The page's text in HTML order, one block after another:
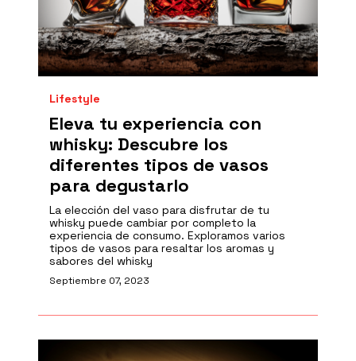
Lifestyle
Eleva tu experiencia con
whisky: Descubre los
diferentes tipos de vasos
para degustarlo
La elección del vaso para disfrutar de tu
whisky puede cambiar por completo la
experiencia de consumo. Exploramos varios
tipos de vasos para resaltar los aromas y
sabores del whisky
Septiembre 07, 2023